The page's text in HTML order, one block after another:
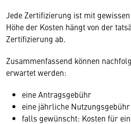
Jede Zertifizierung ist mit
Höhe der Kosten hängt von der
Zertifizierung ab.
Zusammenfassend können
erwartet werden:
eine Antragsgebühr
eine jährliche
falls gewünscht: Kosten für